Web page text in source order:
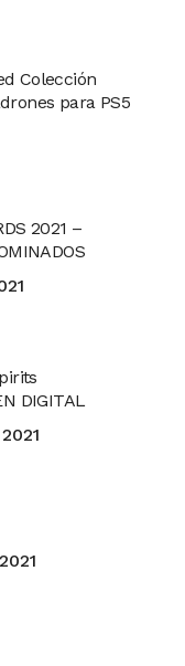
Colección
para PS5
2021 –
DIGITAL